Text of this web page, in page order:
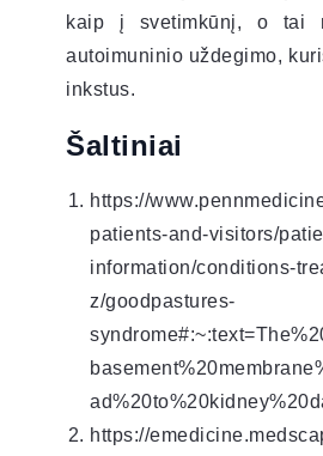
kaip į svetimkūnį, o tai
autoimuninio uždegimo,
inkstus.
Šaltiniai
https://
patients-and-visitors/
information/conditions-
z/goodpastures-
https://